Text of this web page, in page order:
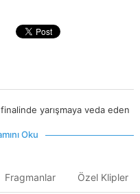
yarışmaya veda eden
Oku
Fragmanlar Özel Klipler